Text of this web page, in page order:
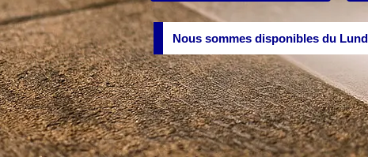
Nous sommes disponibles du